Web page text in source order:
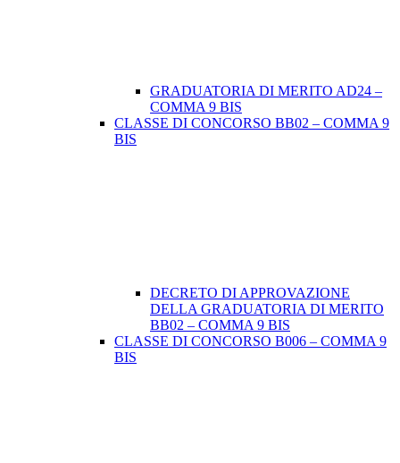
GRADUATORIA DI MERITO AD24 –
COMMA 9 BIS
CLASSE DI CONCORSO BB02 – COMMA 9
BIS
DECRETO DI APPROVAZIONE
DELLA GRADUATORIA DI MERITO
BB02 – COMMA 9 BIS
CLASSE DI CONCORSO B006 – COMMA 9
BIS